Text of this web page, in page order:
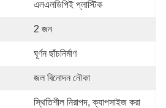
এলএলডিপিই প্লাস্টিক
2 জন
ঘূর্ণন ছাঁচনির্মাণ
জল বিনোদন নৌকা
স্থিতিশীল নিরাপদ, ক্যাপসাইজ করা